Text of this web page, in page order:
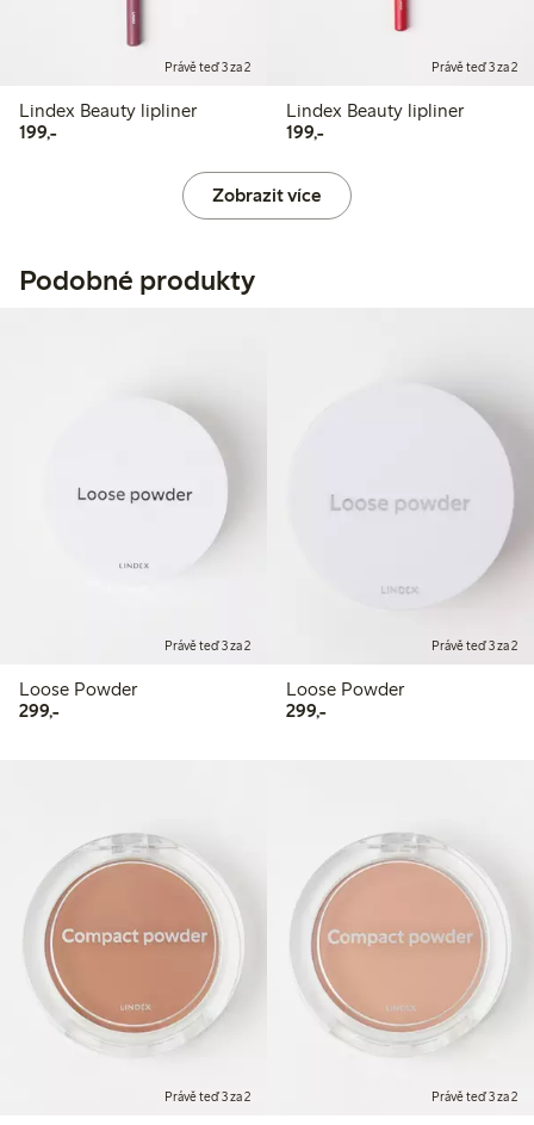
Právě teď 3 za 2
Lindex Beauty lipliner
199,-199,00 Kč
Právě teď 3 za 2
Lindex Beauty lipliner
199,-199,00 Kč
Zobrazit více
Podobné produkty
Právě teď 3 za 2
Loose Powder
299,-299,00 Kč
Právě teď 3 za 2
Loose Powder
299,-299,00 Kč
Právě teď 3 za 2 Právě teď 3 za 2